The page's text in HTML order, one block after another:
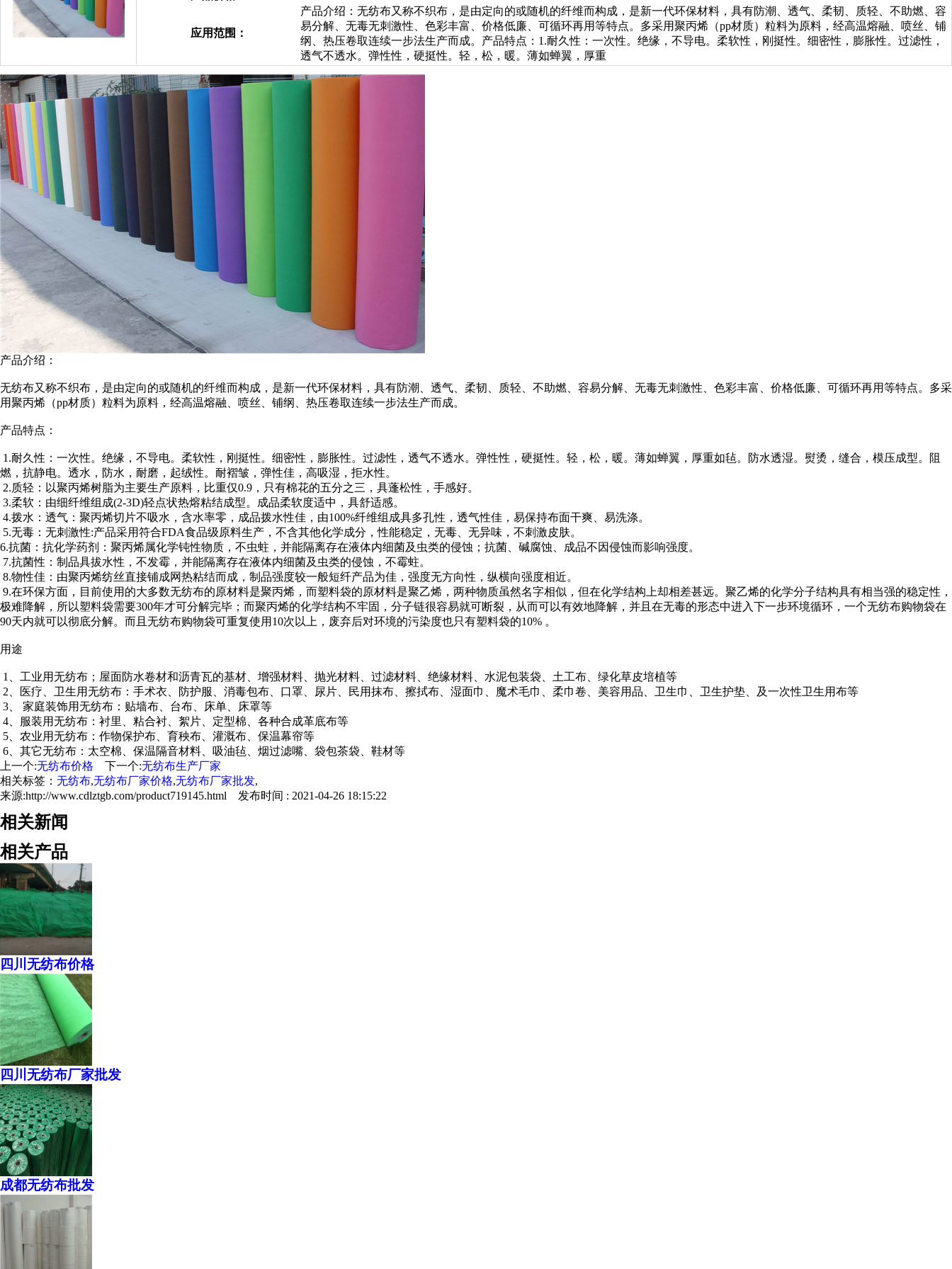
应用范围：
产品介绍：无纺布又称不织布，是由定向的或随机的纤维而构成，是新一代环保材料，具有防潮、透气、柔韧、质轻、不助燃、容
易分解、无毒无刺激性、色彩丰富、价格低廉、可循环再用等特点。多采用聚丙烯（pp材质）粒料为原料，经高温熔融、喷丝、铺
纲、热压卷取连续一步法生产而成。产品特点：1.耐久性：一次性。绝缘，不导电。柔软性，刚挺性。细密性，膨胀性。过滤性，
透气不透水。弹性性，硬挺性。轻，松，暖。薄如蝉翼，厚重
产品介绍：
无纺布又称不织布，是由定向的或随机的纤维而构成，是新一代环保材料，具有防潮、透气、柔韧、质轻、不助燃、容易分解、无毒无刺激性、色彩丰富、价格低廉、可循环再用等特点。多采
用聚丙烯（pp材质）粒料为原料，经高温熔融、喷丝、铺纲、热压卷取连续一步法生产而成。
产品特点：
1.耐久性：一次性。绝缘，不导电。柔软性，刚挺性。细密性，膨胀性。过滤性，透气不透水。弹性性，硬挺性。轻，松，暖。薄如蝉翼，厚重如毡。防水透湿。熨烫，缝合，模压成型。阻
燃，抗静电。透水，防水，耐磨，起绒性。耐褶皱，弹性佳，高吸湿，拒水性。
2.质轻：以聚丙烯树脂为主要生产原料，比重仅0.9，只有棉花的五分之三，具蓬松性，手感好。
3.柔软：由细纤维组成(2-3D)轻点状热熔粘结成型。成品柔软度适中，具舒适感。
4.拨水：透气：聚丙烯切片不吸水，含水率零，成品拨水性佳，由100%纤维组成具多孔性，透气性佳，易保持布面干爽、易洗涤。
5.无毒：无刺激性:产品采用符合FDA食品级原料生产，不含其他化学成分，性能稳定，无毒、无异味，不刺激皮肤。
6.抗菌：抗化学药剂：聚丙烯属化学钝性物质，不虫蛀，并能隔离存在液体内细菌及虫类的侵蚀；抗菌、碱腐蚀、成品不因侵蚀而影响强度。
7.抗菌性：制品具拔水性，不发霉，并能隔离存在液体内细菌及虫类的侵蚀，不霉蛀。
8.物性佳：由聚丙烯纺丝直接铺成网热粘结而成，制品强度较一般短纤产品为佳，强度无方向性，纵横向强度相近。
9.在环保方面，目前使用的大多数无纺布的原材料是聚丙烯，而塑料袋的原材料是聚乙烯，两种物质虽然名字相似，但在化学结构上却相差甚远。聚乙烯的化学分子结构具有相当强的稳定性，
极难降解，所以塑料袋需要300年才可分解完毕；而聚丙烯的化学结构不牢固，分子链很容易就可断裂，从而可以有效地降解，并且在无毒的形态中进入下一步环境循环，一个无纺布购物袋在
90天内就可以彻底分解。而且无纺布购物袋可重复使用10次以上，废弃后对环境的污染度也只有塑料袋的10% 。
用途
1、工业用无纺布；屋面防水卷材和沥青瓦的基材、增强材料、抛光材料、过滤材料、绝缘材料、水泥包装袋、土工布、绿化草皮培植等
2、医疗、卫生用无纺布：手术衣、防护服、消毒包布、口罩、尿片、民用抹布、擦拭布、湿面巾、魔术毛巾、柔巾卷、美容用品、卫生巾、卫生护垫、及一次性卫生用布等
3、 家庭装饰用无纺布：贴墙布、台布、床单、床罩等
4、服装用无纺布：衬里、粘合衬、絮片、定型棉、各种合成革底布等
5、农业用无纺布：作物保护布、育秧布、灌溉布、保温幕帘等
6、其它无纺布：太空棉、保温隔音材料、吸油毡、烟过滤嘴、袋包茶袋、鞋材等
上一个:无纺布价格 下一个:无纺布生产厂家
相关标签： 无纺布,无纺布厂家价格,无纺布厂家批发,
来源:http://www.cdlztgb.com/product719145.html 发布时间 : 2021-04-26 18:15:22
相关新闻
相关产品
四川无纺布价格
四川无纺布厂家批发
成都无纺布批发